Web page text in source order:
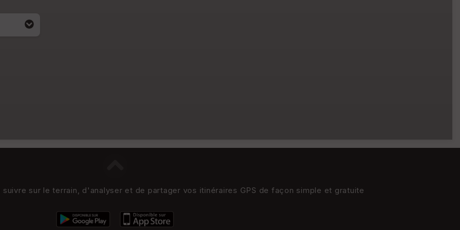
sur le terrain, d'analyser et de partager vos itinéraires GPS de façon simple et gratuite